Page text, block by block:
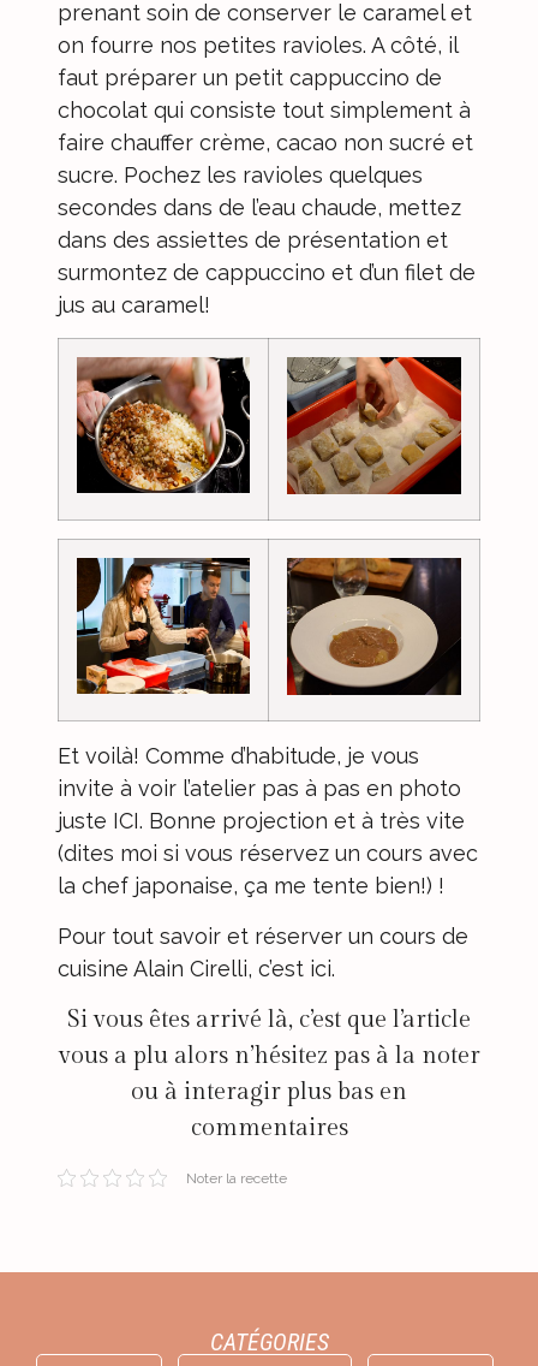
prenant soin de conserver le caramel et
on fourre nos petites ravioles. A côté, il
faut préparer un petit cappuccino de
chocolat qui consiste tout simplement à
faire chauffer crème, cacao non sucré et
sucre. Pochez les ravioles quelques
secondes dans de l’eau chaude, mettez
dans des assiettes de présentation et
surmontez de cappuccino et d’un filet de
jus au caramel!
Et voilà! Comme d’habitude, je vous
invite à voir l’atelier pas à pas en photo
juste ICI. Bonne projection et à très vite
(dites moi si vous réservez un cours avec
la chef japonaise, ça me tente bien!) !
Pour tout savoir et réserver un cours de
cuisine Alain Cirelli, c’est ici.
Si vous êtes arrivé là, c’est que l’article
vous a plu alors n’hésitez pas à la noter
ou à interagir plus bas en
commentaires
Noter la recette
CATÉGORIES